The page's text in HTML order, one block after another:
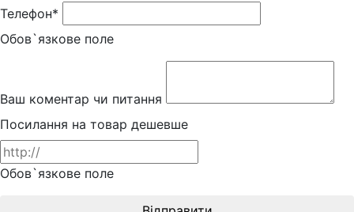
Телефон*
Обов`язкове поле
Ваш коментар чи питання
Посилання на товар дешевше
Обов`язкове поле